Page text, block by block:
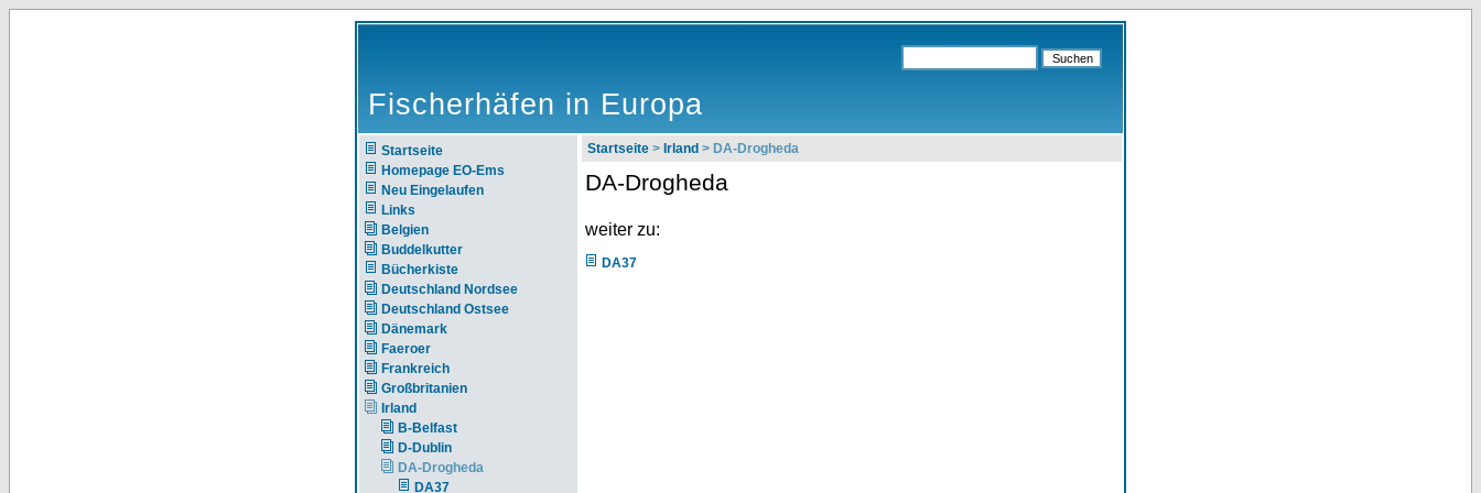
Fischerhäfen in Europa
Startseite
Homepage EO-Ems
Neu Eingelaufen
Links
Belgien
Buddelkutter
Bücherkiste
Deutschland Nordsee
Deutschland Ostsee
Dänemark
Faeroer
Frankreich
Großbritanien
Irland
B-Belfast
D-Dublin
DA-Drogheda
DA37
Startseite > Irland > DA-Drogheda
DA-Drogheda
weiter zu:
DA37